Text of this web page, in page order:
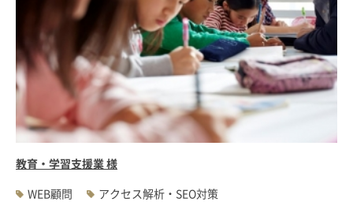
教育・学習支援業 様
WEB顧問
アクセス解析・SEO対策